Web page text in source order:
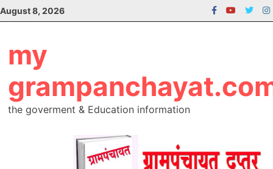
Skip
to
August 8, 2026
my
the goverment & Education information